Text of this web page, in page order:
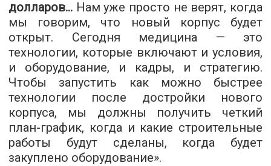
долларов... Нам уже просто не верят, когда
мы говорим, что новый корпус будет
открыт. Сегодня медицина — это
технологии, которые включают и условия,
и оборудование, и кадры, и стратегию.
Чтобы запустить как можно быстрее
технологии после достройки нового
корпуса, мы должны получить четкий
план-график, когда и какие строительные
работы будут сделаны, когда будет
закуплено оборудование».